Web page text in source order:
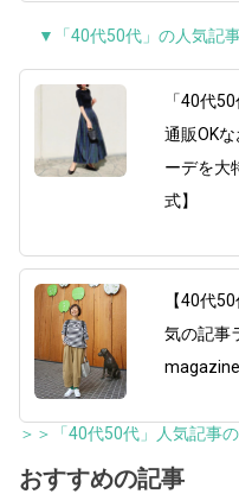
▼「40代50代」の人気記
「40代
通販OK
ーデを大
式】
【40代
気の記事
magazine
＞＞「40代50代」人気記事
おすすめの記事